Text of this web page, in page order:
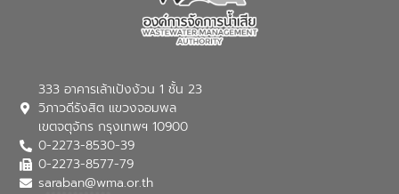
333 อาคารเล้าเป้งง้วน 1 ชั้น 23
วิภาวดีรังสิต แขวงจอมพล
เขตจตุจักร กรุงเทพฯ 10900
0-2273-8530-39
0-2273-8577-79
saraban@wma.or.th